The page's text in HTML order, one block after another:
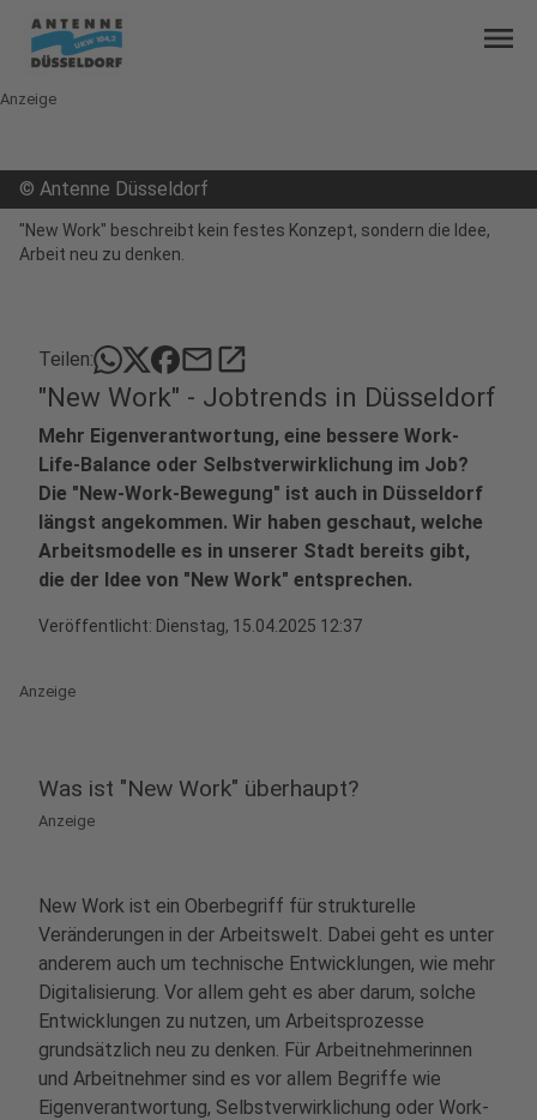
menu
Anzeige
© Antenne Düsseldorf
"New Work" beschreibt kein festes Konzept, sondern die Idee,
Arbeit neu zu denken.
Teilen: mailopen_in_new
"New Work" - Jobtrends in Düsseldorf
Mehr Eigenverantwortung, eine bessere Work-
Life-Balance oder Selbstverwirklichung im Job?
Die "New-Work-Bewegung" ist auch in Düsseldorf
längst angekommen. Wir haben geschaut, welche
Arbeitsmodelle es in unserer Stadt bereits gibt,
die der Idee von "New Work" entsprechen.
Veröffentlicht: Dienstag, 15.04.2025 12:37
Anzeige
Was ist "New Work" überhaupt?
Anzeige
New Work ist ein Oberbegriff für strukturelle
Veränderungen in der Arbeitswelt. Dabei geht es unter
anderem auch um technische Entwicklungen, wie mehr
Digitalisierung. Vor allem geht es aber darum, solche
Entwicklungen zu nutzen, um Arbeitsprozesse
grundsätzlich neu zu denken. Für Arbeitnehmerinnen
und Arbeitnehmer sind es vor allem Begriffe wie
Eigenverantwortung, Selbstverwirklichung oder Work-